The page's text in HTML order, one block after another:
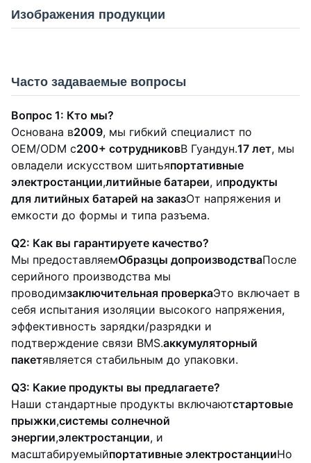
Изображения продукции
Часто задаваемые вопросы
Вопрос 1: Кто мы?
Основана в2009, мы гибкий специалист по
OEM/ODM с200+ сотрудниковВ Гуандун.17 лет, мы
овладели искусством шитьяпортативные
электростанции,литийные батареи, ипродукты
для литийных батарей на заказОт напряжения и
емкости до формы и типа разъема.
Q2: Как вы гарантируете качество?
Мы предоставляемОбразцы допроизводстваПосле
серийного производства мы
проводимзаключительная проверкаЭто включает в
себя испытания изоляции высокого напряжения,
эффективность зарядки/разрядки и
подтверждение связи BMS.аккумуляторный
пакетявляется стабильным до упаковки.
Q3: Какие продукты вы предлагаете?
Наши стандартные продукты включаютстартовые
прыжки,системы солнечной
энергии,электростанции, и
масштабируемыйпортативные электростанцииНо